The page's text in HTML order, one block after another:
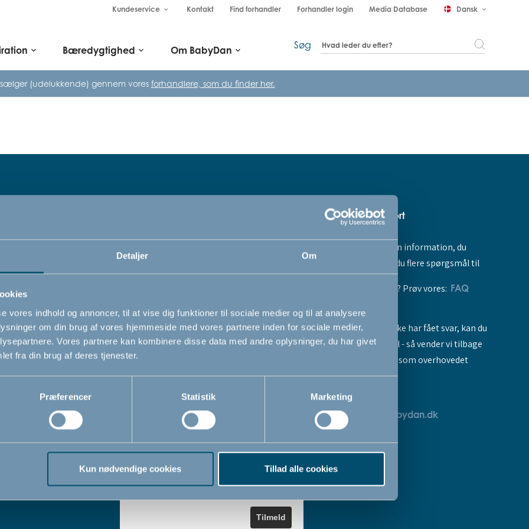
Detaljer Om
vores indhold og annoncer, til at vise dig funktioner til sociale medier og til at analysere
om din brug af vores hjemmeside med vores partnere inden for sociale medier,
Vores partnere kan kombinere disse data med andre oplysninger, du har givet
fra din brug af deres tjenester.
Præferencer Statistik Marketing
Kun nødvendige cookies Tillad alle cookies
Kundeservice keyboard_arrow_down Kontakt Find forhandler Forhandler login Media Database Dansk keyboard_arrow_down
keyboard_arrow_down Bæredygtighed keyboard_arrow_down Om BabyDan keyboard_arrow_down Søg
(udelukkende) gennem vores forhandlere, som du finder her.
vi vil bare gerne informere dig om vores
Navn
Email
Jeg accepterer at modtage nyhedsbreve
Ved at tilmelde dig vores nyhedsbrev
Tilmeld
Hjælp & support
Fandt du ikke den information, du
søgte, eller har du flere spørgsmål til
vores produkter? Prøv vores: FAQ
Hvis du stadig ikke har fået svar, kan du
sende os en mail - så vender vi tilbage
til dig så hurtigt som overhovedet
muligt:
servicedk@babydan.dk